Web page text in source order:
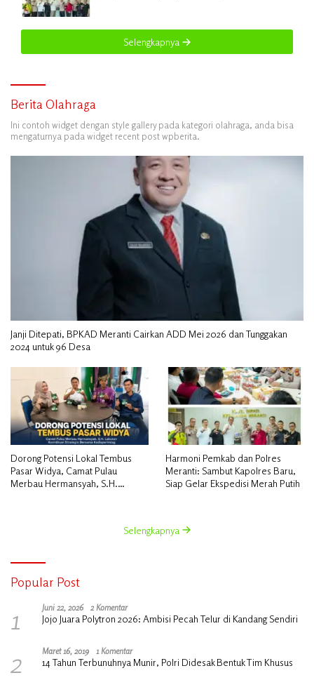
Selengkapnya
Berita Olahraga
Ini contoh widget dengan style gallery pada kategori olahraga, anda bisa
mengaturnya pada widget recent post wpberita.
Janji Ditepati, BPKAD Meranti Cairkan ADD Mei 2026 dan Tunggakan
2024 untuk 96 Desa
Dorong Potensi Lokal Tembus
Pasar Widya, Camat Pulau
Merbau Hermansyah, S.H.
Harmoni Pemkab dan Polres
Meranti: Sambut Kapolres Baru,
Siap Gelar Ekspedisi Merah Putih
Selengkapnya
Popular Post
1 Juni 22, 2026 2 Komentar
Jojo Juara Polytron 2026: Ambisi Pecah Telur di Kandang Sendiri
2 Maret 16, 2019 1 Komentar
14 Tahun Terbunuhnya Munir, Polri Didesak Bentuk Tim Khusus